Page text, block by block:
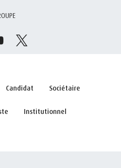
Candidat Sociétaire
Institutionnel